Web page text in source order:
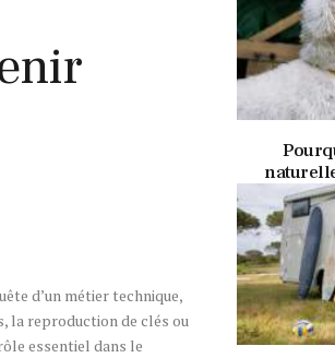
d’un métier technique,
la reproduction de clés ou
essentiel dans le
27
27